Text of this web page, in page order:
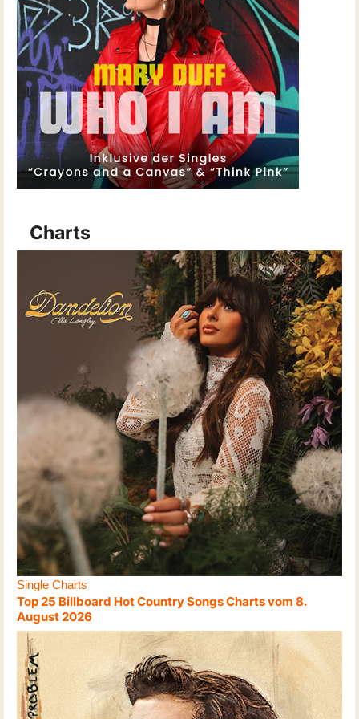
Charts
Single Charts
Top 25 Billboard Hot Country Songs Charts vom 8.
August 2026